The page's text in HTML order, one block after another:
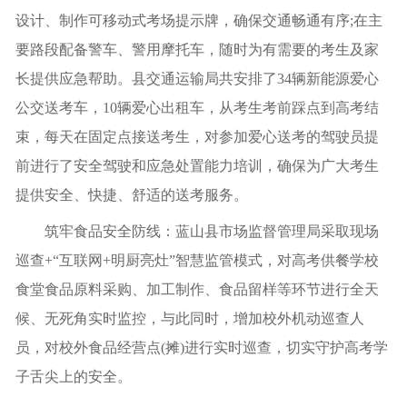
设计、制作可移动式考场提示牌，确保交通畅通有序;在主
要路段配备警车、警用摩托车，随时为有需要的考生及家
长提供应急帮助。县交通运输局共安排了34辆新能源爱心
公交送考车，10辆爱心出租车，从考生考前踩点到高考结
束，每天在固定点接送考生，对参加爱心送考的驾驶员提
前进行了安全驾驶和应急处置能力培训，确保为广大考生
提供安全、快捷、舒适的送考服务。
筑牢食品安全防线：蓝山县市场监督管理局采取现场
巡查+“互联网+明厨亮灶”智慧监管模式，对高考供餐学校
食堂食品原料采购、加工制作、食品留样等环节进行全天
候、无死角实时监控，与此同时，增加校外机动巡查人
员，对校外食品经营点(摊)进行实时巡查，切实守护高考学
子舌尖上的安全。